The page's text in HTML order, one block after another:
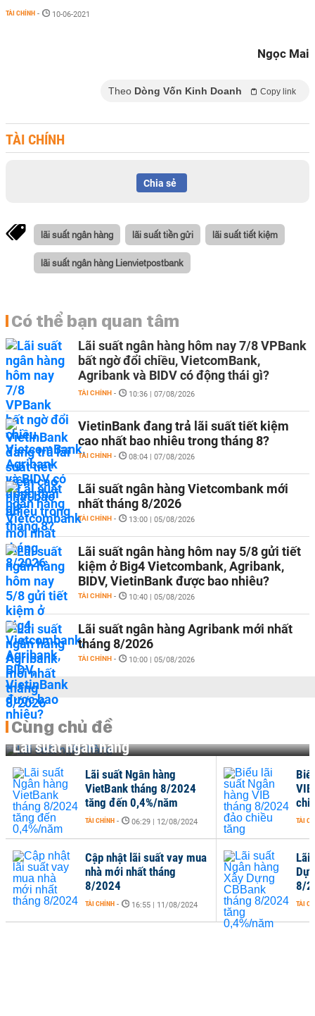
TÀI CHÍNH - 10-06-2021
Ngọc Mai
Theo Dòng Vốn Kinh Doanh Copy link
TÀI CHÍNH
Chia sẻ
lãi suất ngân hàng lãi suất tiền gửi lãi suất tiết kiệm
lãi suất ngân hàng Lienvietpostbank
Có thể bạn quan tâm
Lãi suất ngân hàng hôm nay 7/8 VPBank
bất ngờ đổi chiều, VietcomBank,
Agribank và BIDV có động thái gì?
TÀI CHÍNH - 10:36 | 07/08/2026
VietinBank đang trả lãi suất tiết kiệm
cao nhất bao nhiêu trong tháng 8?
TÀI CHÍNH - 08:04 | 07/08/2026
Lãi suất ngân hàng Vietcombank mới
nhất tháng 8/2026
TÀI CHÍNH - 13:00 | 05/08/2026
Lãi suất ngân hàng hôm nay 5/8 gửi tiết
kiệm ở Big4 Vietcombank, Agribank,
BIDV, VietinBank được bao nhiêu?
TÀI CHÍNH - 10:40 | 05/08/2026
Lãi suất ngân hàng Agribank mới nhất
tháng 8/2026
TÀI CHÍNH - 10:00 | 05/08/2026
Cùng chủ đề
Lãi suất ngân hàng
Lãi
8/
TÀI
Lãi suất Ngân hàng
VietBank tháng 8/2024
tăng đến 0,4%/năm
TÀI CHÍNH - 06:29 | 12/08/2024
Cập nhật lãi suất vay mua
nhà mới nhất tháng
8/2024
TÀI CHÍNH - 16:55 | 11/08/2024
TÀI